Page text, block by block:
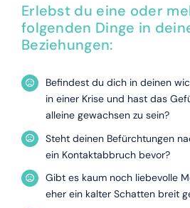
Erlebst du eine oder
folgenden Dinge in
Beziehungen:
Befindest du dich in deinen
in einer Krise und hast das
alleine gewachsen zu sein?
Steht deinen Befürchtungen
ein Kontaktabbruch bevor?
Gibt es kaum noch liebevolle
eher ein kalter Schatten breit